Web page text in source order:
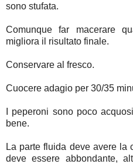
sono stufata.
Comunque far macerare
migliora il risultato finale.
Conservare al fresco.
Cuocere adagio per 30/35
I peperoni sono poco
bene.
La parte fluida deve avere la
deve essere abbondante,